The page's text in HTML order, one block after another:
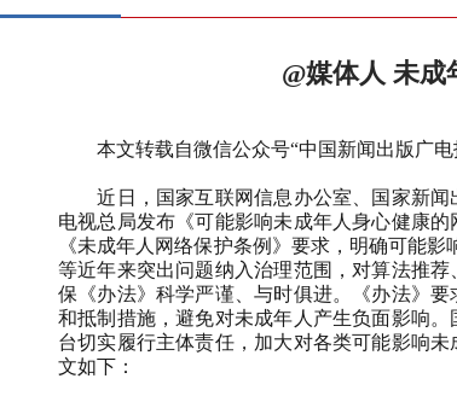
@媒体人 未
本文转载自微信公众号“中国新闻出版广
近日，国家互联网信息办公室、国家新
电视总局发布《可能影响未成年人身心健康
《未成年人网络保护条例》要求，明确可能
等近年来突出问题纳入治理范围，对算法推
保《办法》科学严谨、与时俱进。《办法》
和抵制措施，避免对未成年人产生负面影响
台切实履行主体责任，加大对各类可能影响
文如下：